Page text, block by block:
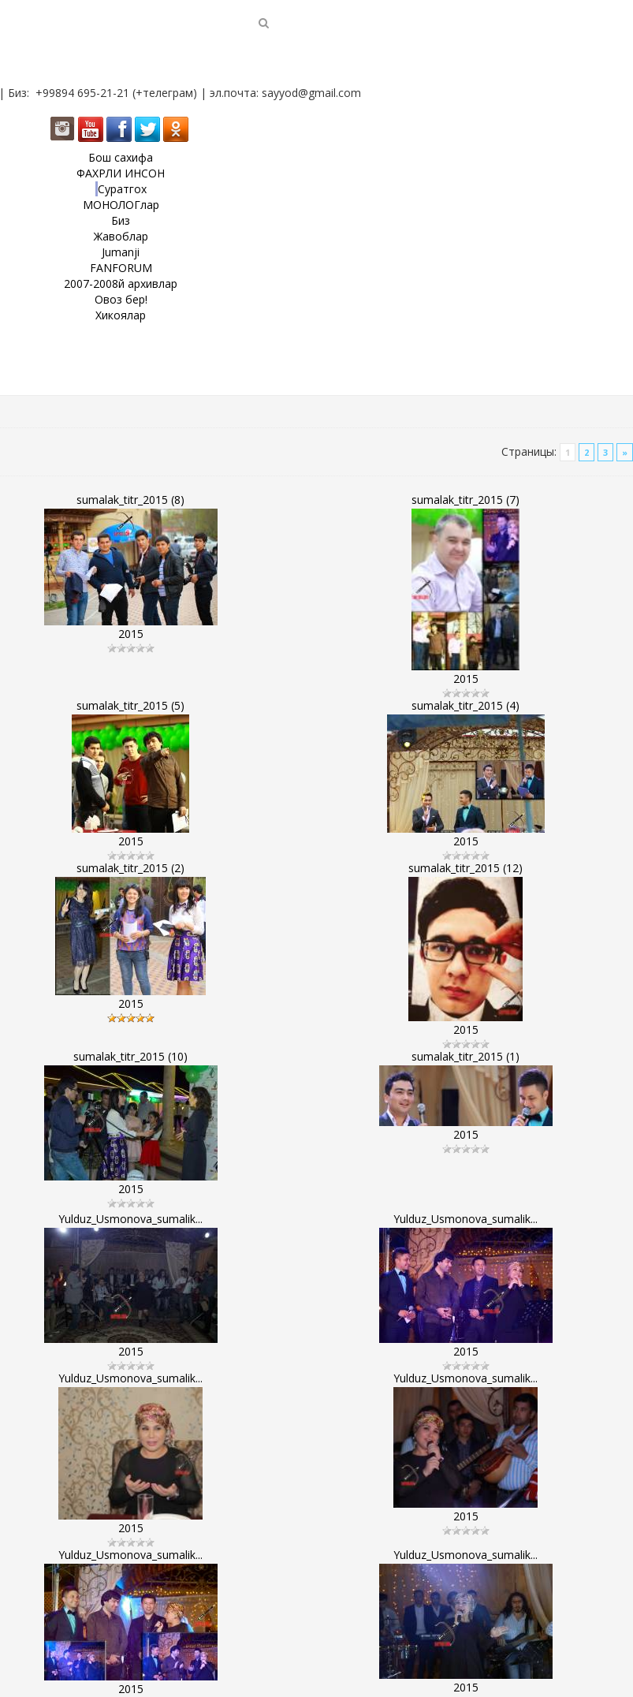
| Биз: +99894 695-21-21 (+телеграм) | эл.почта: sayyod@gmail.com
Бош сахифа
ФАХРЛИ ИНСОН
Суратгох
МОНОЛОГлар
Биз
Жавоблар
Jumanji
FANFORUM
2007-2008й архивлар
Овоз бер!
Хикоялар
Страницы: 1 2 3 »
sumalak_titr_2015 (8)
2015
sumalak_titr_2015 (7)
2015
sumalak_titr_2015 (5)
2015
sumalak_titr_2015 (4)
2015
sumalak_titr_2015 (2)
2015
sumalak_titr_2015 (12)
2015
sumalak_titr_2015 (10)
2015
sumalak_titr_2015 (1)
2015
Yulduz_Usmonova_sumalik...
2015
Yulduz_Usmonova_sumalik...
2015
Yulduz_Usmonova_sumalik...
2015
Yulduz_Usmonova_sumalik...
2015
Yulduz_Usmonova_sumalik...
2015
Yulduz_Usmonova_sumalik...
2015